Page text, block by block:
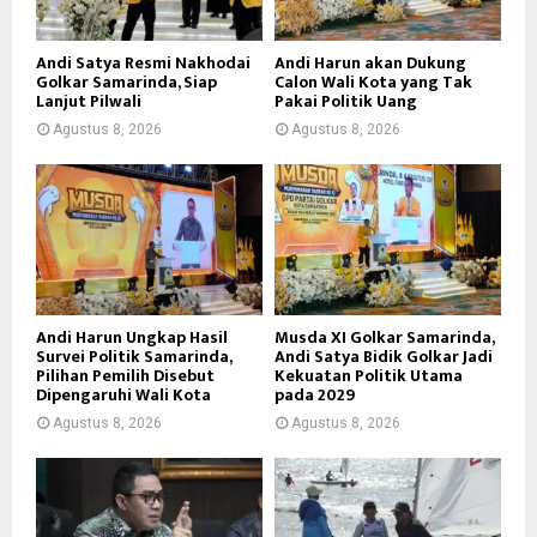
Andi Satya Resmi Nakhodai
Golkar Samarinda, Siap
Lanjut Pilwali
Agustus 8, 2026
Andi Harun akan Dukung
Calon Wali Kota yang Tak
Pakai Politik Uang
Agustus 8, 2026
Andi Harun Ungkap Hasil
Survei Politik Samarinda,
Pilihan Pemilih Disebut
Dipengaruhi Wali Kota
Agustus 8, 2026
Musda XI Golkar Samarinda,
Andi Satya Bidik Golkar Jadi
Kekuatan Politik Utama
pada 2029
Agustus 8, 2026